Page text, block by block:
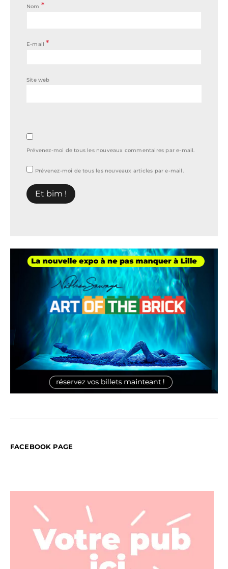
Nom *
E-mail*
Site web
Prévenez-moi de tous les nouveaux commentaires par e-mail.
Prévenez-moi de tous les nouveaux articles par e-mail.
FACEBOOK PAGE